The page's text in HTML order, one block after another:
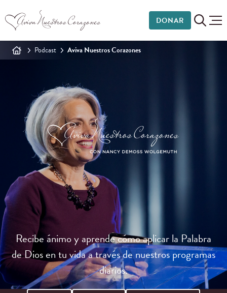
DONAR
Podcast Aviva Nuestros Corazones
Recibe ánimo y aprende cómo aplicar la Palabra
de Dios en tu vida a través de nuestros programas
diarios.